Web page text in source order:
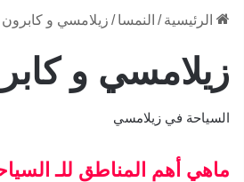
الرئيسية / النمسا / زيلامسي و كابرون
زيلامسي و
السياحة في زيلامسي
ماهي أهم المناطق للـ